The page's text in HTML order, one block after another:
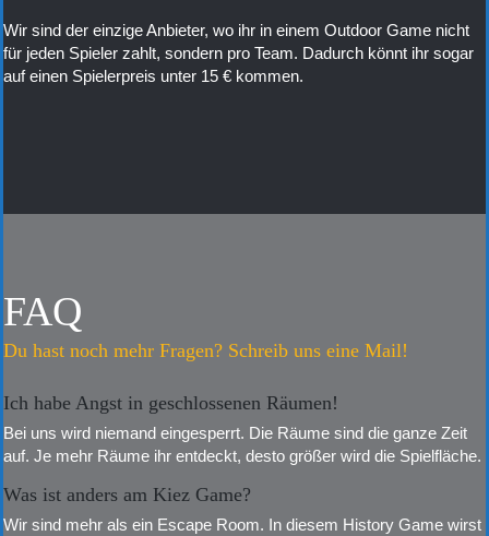
Wir sind der einzige Anbieter, wo ihr in einem Outdoor Game nicht
für jeden Spieler zahlt, sondern pro Team. Dadurch könnt ihr sogar
auf einen Spielerpreis unter 15 € kommen.
FAQ
Du hast noch mehr Fragen? Schreib uns eine Mail!
Ich habe Angst in geschlossenen Räumen!
Bei uns wird niemand eingesperrt. Die Räume sind die ganze Zeit
auf. Je mehr Räume ihr entdeckt, desto größer wird die Spielfläche.
Was ist anders am Kiez Game?
Wir sind mehr als ein Escape Room. In diesem History Game wirst